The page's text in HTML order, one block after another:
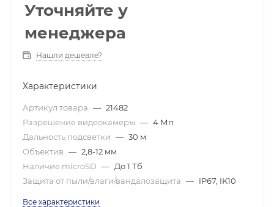
Уточняйте у
менеджера
Нашли дешевле?
Характеристики
Артикул товара — 21482
Разрешение видеокамеры — 4 Мп
Дальность подсветки — 30 м
Объектив — 2,8-12 мм
Наличие microSD — До 1 Тб
Защита от пыли/влаги/вандалозащита — IP67, IK10
Все характеристики